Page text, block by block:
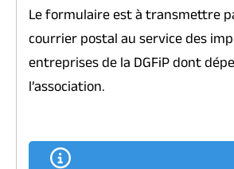
Le formulaire est à transmettre
courrier postal au service des
entreprises de la DGFiP dont
l’association.